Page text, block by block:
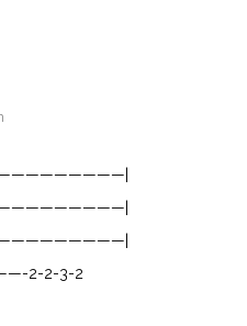
2-2-3-2